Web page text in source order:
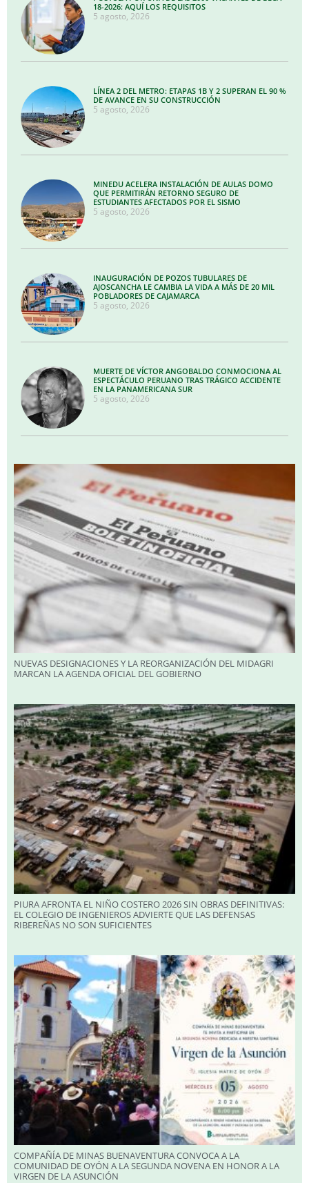
18-2026: AQUÍ LOS REQUISITOS
5 agosto, 2026
LÍNEA 2 DEL METRO: ETAPAS 1B Y 2 SUPERAN EL 90 %
DE AVANCE EN SU CONSTRUCCIÓN
5 agosto, 2026
MINEDU ACELERA INSTALACIÓN DE AULAS DOMO
QUE PERMITIRÁN RETORNO SEGURO DE
ESTUDIANTES AFECTADOS POR EL SISMO
5 agosto, 2026
INAUGURACIÓN DE POZOS TUBULARES DE
AJOSCANCHA LE CAMBIA LA VIDA A MÁS DE 20 MIL
POBLADORES DE CAJAMARCA
5 agosto, 2026
MUERTE DE VÍCTOR ANGOBALDO CONMOCIONA AL
ESPECTÁCULO PERUANO TRAS TRÁGICO ACCIDENTE
EN LA PANAMERICANA SUR
5 agosto, 2026
NUEVAS DESIGNACIONES Y LA REORGANIZACIÓN DEL MIDAGRI
MARCAN LA AGENDA OFICIAL DEL GOBIERNO
PIURA AFRONTA EL NIÑO COSTERO 2026 SIN OBRAS DEFINITIVAS:
EL COLEGIO DE INGENIEROS ADVIERTE QUE LAS DEFENSAS
RIBEREÑAS NO SON SUFICIENTES
COMPAÑÍA DE MINAS BUENAVENTURA CONVOCA A LA
COMUNIDAD DE OYÓN A LA SEGUNDA NOVENA EN HONOR A LA
VIRGEN DE LA ASUNCIÓN